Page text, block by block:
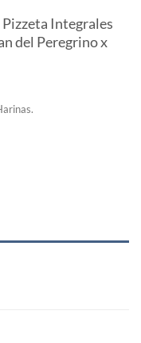
Integrales
del Peregrino x